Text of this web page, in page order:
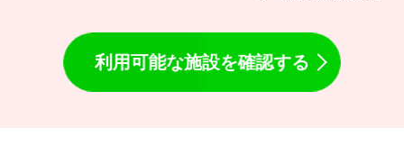
利用可能な施設を確認する